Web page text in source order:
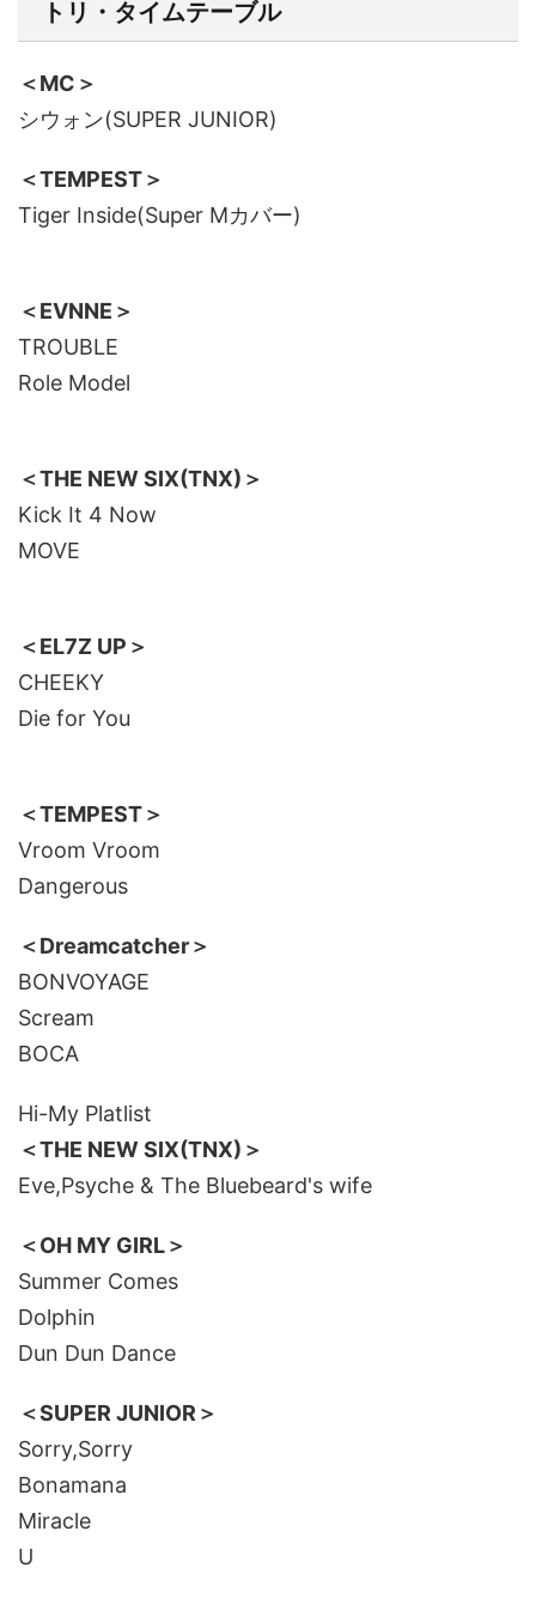
トリ・タイムテーブル
＜MC＞
シウォン(SUPER JUNIOR)
＜TEMPEST＞
Tiger Inside(Super Mカバー)
＜EVNNE＞
TROUBLE
Role Model
＜THE NEW SIX(TNX)＞
Kick It 4 Now
MOVE
＜EL7Z UP＞
CHEEKY
Die for You
＜TEMPEST＞
Vroom Vroom
Dangerous
＜Dreamcatcher＞
BONVOYAGE
Scream
BOCA
Hi-My Platlist
＜THE NEW SIX(TNX)＞
Eve,Psyche & The Bluebeard's wife
＜OH MY GIRL＞
Summer Comes
Dolphin
Dun Dun Dance
＜SUPER JUNIOR＞
Sorry,Sorry
Bonamana
Miracle
U